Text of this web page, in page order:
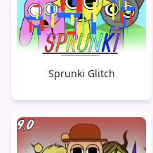
Sprunki Glitch